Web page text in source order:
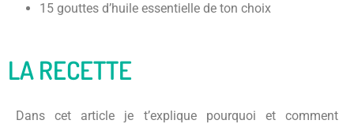
15 gouttes d’huile essentielle de ton choix
LA RECETTE
Dans cet article je t’explique pourquoi et comment